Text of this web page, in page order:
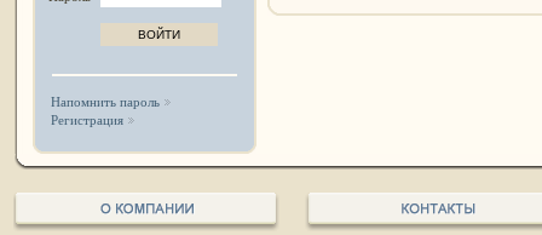
Напомнить пароль
Регистрация